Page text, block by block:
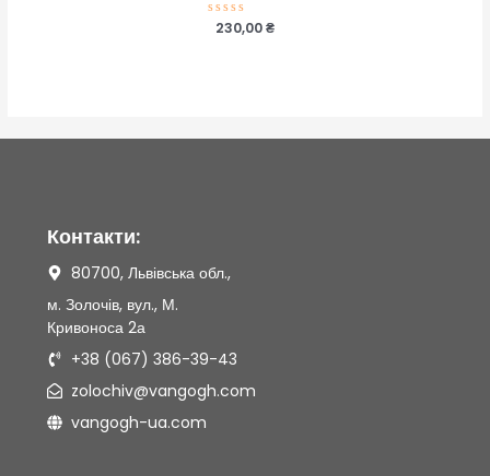
Оцінено
230,00₴
Контакти:
80700, Львівська обл.,
м. Золочів, вул., М.
Кривоноса 2а
+38 (067) 386-39-43
zolochiv@vangogh.com
vangogh-ua.com